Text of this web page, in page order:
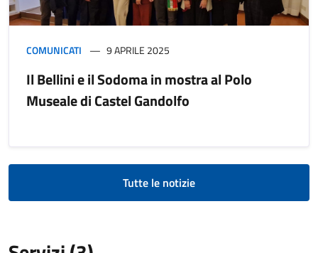
COMUNICATI 9 APRILE 2025
Il Bellini e il Sodoma in mostra al Polo
Museale di Castel Gandolfo
Tutte le notizie